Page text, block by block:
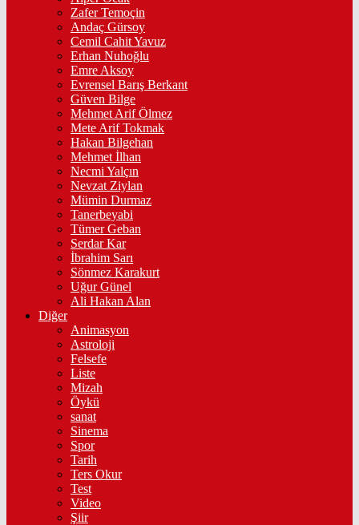
Zafer Temoçin
Andaç Gürsoy
Cemil Cahit Yavuz
Erhan Nuhoğlu
Emre Aksoy
Evrensel Barış Berkant
Güven Bilge
Mehmet Arif Ölmez
Mete Arif Tokmak
Hakan Bilgehan
Mehmet İlhan
Necmi Yalçın
Nevzat Ziylan
Mümin Durmaz
Tanerbeyabi
Tümer Geban
Serdar Kar
İbrahim Sarı
Sönmez Karakurt
Uğur Günel
Ali Hakan Alan
Diğer
Animasyon
Astroloji
Felsefe
Liste
Mizah
Öykü
sanat
Sinema
Spor
Tarih
Ters Okur
Test
Video
Şiir